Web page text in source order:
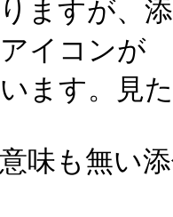
ますが、
イコンが
ます。見
味も無い